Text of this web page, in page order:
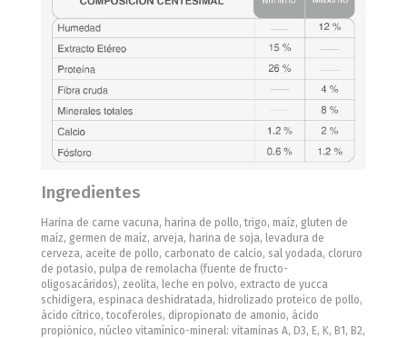
Ingredientes
Harina de carne vacuna, harina de pollo, trigo, maíz, gluten de
maíz, germen de maíz, arveja, harina de soja, levadura de
cerveza, aceite de pollo, carbonato de calcio, sal yodada, cloruro
de potasio, pulpa de remolacha (fuente de fructo-
oligosacáridos), zeolita, leche en polvo, extracto de yucca
schidigera, espinaca deshidratada, hidrolizado proteico de pollo,
ácido cítrico, tocoferoles, dipropionato de amonio, ácido
propiónico, núcleo vitamínico-mineral: vitaminas A, D3, E, K, B1, B2,